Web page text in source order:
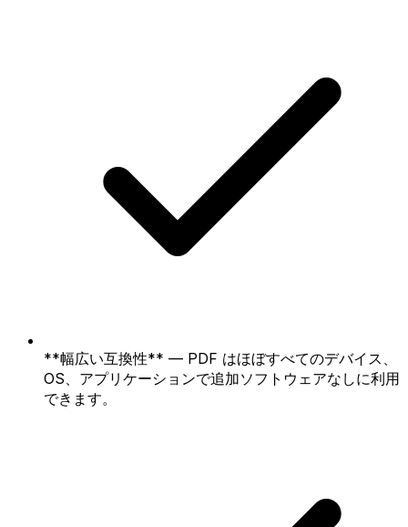
**幅広い互換性** — PDF はほぼすべてのデバイス、
OS、アプリケーションで追加ソフトウェアなしに利用
できます。